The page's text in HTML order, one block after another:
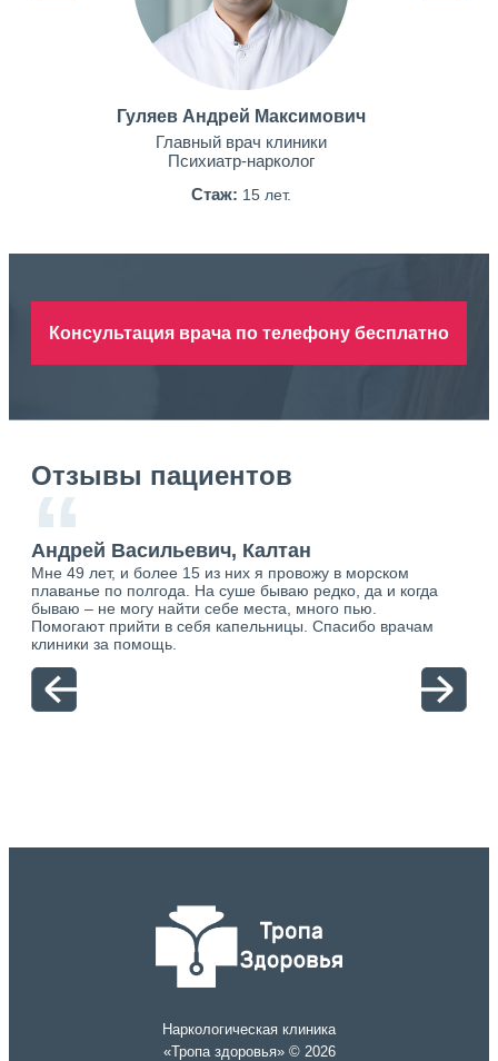
Гуляев Андрей Максимович
Главный врач клиники
Психиатр-нарколог
Стаж: 15 лет.
Консультация врача по телефону бесплатно
Отзывы пациентов
“
Андрей Васильевич, Калтан
Мне 49 лет, и более 15 из них я провожу в морском
плаванье по полгода. На суше бываю редко, да и когда
бываю – не могу найти себе места, много пью.
Помогают прийти в себя капельницы. Спасибо врачам
клиники за помощь.
Наркологическая клиника
«Тропа здоровья» © 2026